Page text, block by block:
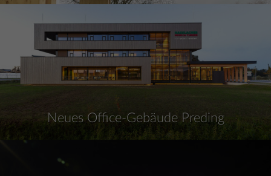
Neues Office-Gebäude Preding